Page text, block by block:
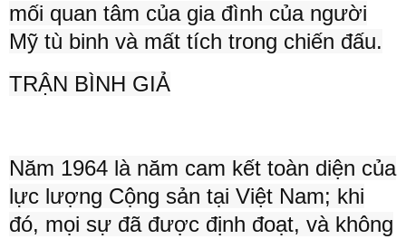
mối quan tâm của gia đình của người
Mỹ tù binh và mất tích trong chiến đấu.
TRẬN BÌNH GIẢ
Năm 1964 là năm cam kết toàn diện của
lực lượng Cộng sản tại Việt Nam; khi
đó, mọi sự đã được định đoạt, và không